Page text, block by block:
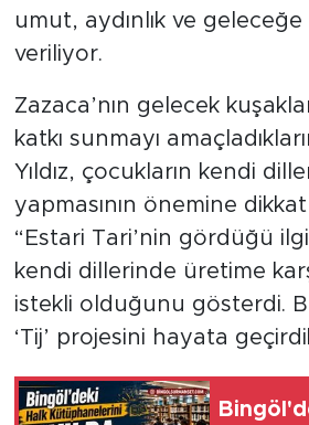
umut, aydınlık ve
veriliyor.
Zazaca’nın gelecek
katkı sunmayı
Yıldız, çocukların kendi
yapmasının önemine dikkat
“Estari Tari’nin gördüğü ilgi,
kendi dillerinde üretime
istekli olduğunu gösterdi.
‘Tij’ projesini hayata